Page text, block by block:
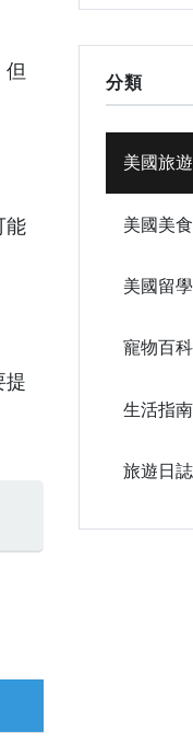
但
能
提
分類
美國旅遊
美國美食
美國留學
寵物百科
生活指南
旅遊日誌